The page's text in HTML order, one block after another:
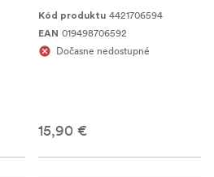
Kód produktu 4421706594
EAN 019498706592
Dočasne nedostupné
15,90 €